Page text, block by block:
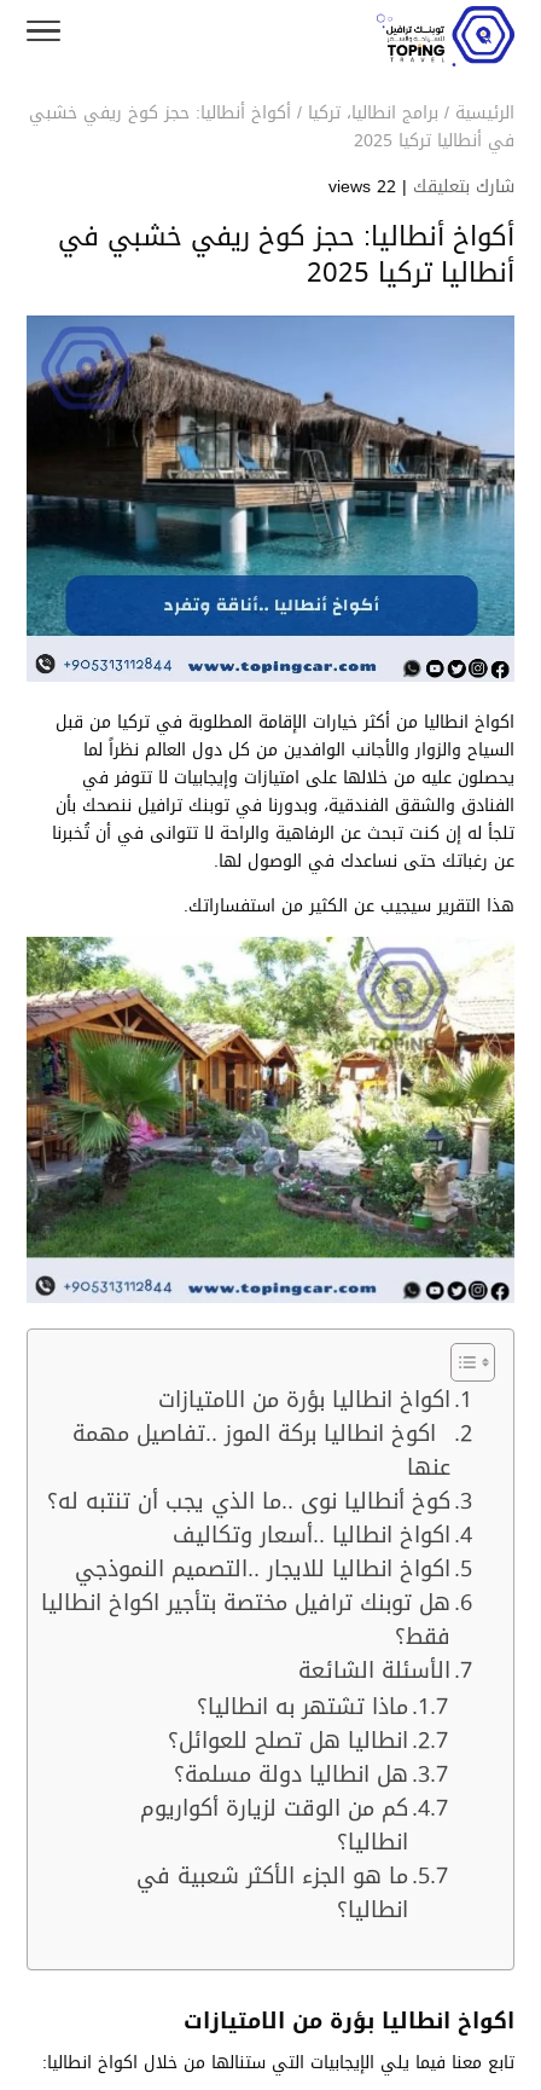
الرئيسية / برامج انطاليا، تركيا / أكواخ أنطاليا: حجز كوخ ريفي خشبي
في أنطاليا تركيا 2025
شارك بتعليقك |
22 views
أكواخ أنطاليا: حجز كوخ ريفي خشبي في
أنطاليا تركيا 2025
اكواخ انطاليا من أكثر خيارات الإقامة المطلوبة في تركيا من قبل
السياح والزوار والأجانب الوافدين من كل دول العالم نظراً لما
يحصلون عليه من خلالها على امتيازات وإيجابيات لا تتوفر في
الفنادق والشقق الفندقية، وبدورنا في توبنك ترافيل ننصحك بأن
تلجأ له إن كنت تبحث عن الرفاهية والراحة لا تتوانى في أن تُخبرنا
عن رغباتك حتى نساعدك في الوصول لها.
هذا التقرير سيجيب عن الكثير من استفساراتك.
اكواخ انطاليا بؤرة من الامتيازات
اكوخ انطاليا بركة الموز ..تفاصيل مهمة
عنها
كوخ أنطاليا نوى ..ما الذي يجب أن تنتبه له؟
اكواخ انطاليا ..أسعار وتكاليف
اكواخ انطاليا للايجار ..التصميم النموذجي
هل توبنك ترافيل مختصة بتأجير اكواخ انطاليا
فقط؟
الأسئلة الشائعة
ماذا تشتهر به انطاليا؟
انطاليا هل تصلح للعوائل؟
هل انطاليا دولة مسلمة؟
كم من الوقت لزيارة أكواريوم
انطاليا؟
ما هو الجزء الأكثر شعبية في
انطاليا؟
اكواخ انطاليا بؤرة من الامتيازات
تابع معنا فيما يلي الإيجابيات التي ستنالها من خلال اكواخ انطاليا: